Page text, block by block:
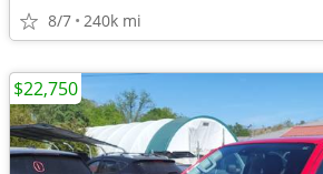
8/7 240k mi
$22,750